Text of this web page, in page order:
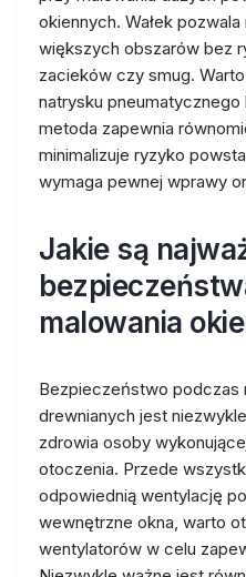
okiennych. Wałek
większych obszarów bez
zacieków czy smug.
natrysku
metoda zapewnia
minimalizuje ryzyko
wymaga pewnej wprawy
Jakie są
malowania
Bezpieczeństwo podczas
drewnianych jest
zdrowia osoby
otoczenia. Przede
odpowiednią wentylację
wewnętrzne okna, warto
wentylatorów w celu